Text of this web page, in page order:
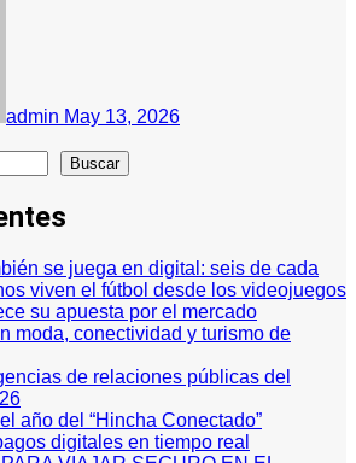
admin May 13, 2026
Buscar
se juega en digital: seis de cada
viven el fútbol desde los videojuegos
su apuesta por el mercado
moda, conectividad y turismo de
de relaciones públicas del
año del “Hincha Conectado”
digitales en tiempo real